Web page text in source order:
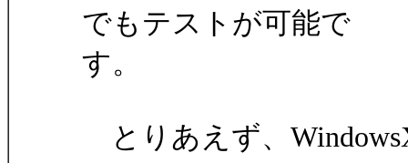
でもテストが可能で
す。
とりあえず、